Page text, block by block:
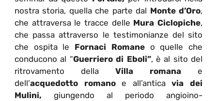
nostra storia, quella che parte dal Monte d’Oro,
che attraversa le tracce delle Mura Ciclopiche,
che passa attraverso le testimonianze del sito
che ospita le Fornaci Romaneo quelle che
conducono al “Guerriero di Eboli”, è al sito del
ritrovamento della Villa romana e
dell’acquedotto romanoe all’anticavia dei
Mulini, giungendo al periodo angioino-